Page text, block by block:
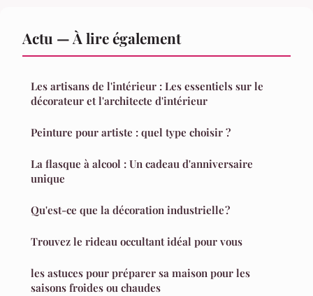
Actu — À lire également
Les artisans de l'intérieur : Les essentiels sur le
décorateur et l'architecte d'intérieur
Peinture pour artiste : quel type choisir ?
La flasque à alcool : Un cadeau d'anniversaire
unique
Qu'est-ce que la décoration industrielle ?
Trouvez le rideau occultant idéal pour vous
les astuces pour préparer sa maison pour les
saisons froides ou chaudes